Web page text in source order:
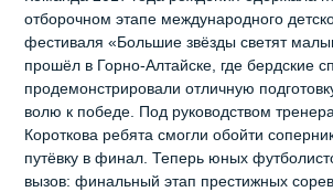
отборочном этапе международного
фестиваля «Большие звёзды светят
прошёл в Горно‑Алтайске, где бердские
продемонстрировали отличную
волю к победе. Под руководством
Короткова ребята смогли обойти
путёвку в финал. Теперь юных
вызов: финальный этап престижных